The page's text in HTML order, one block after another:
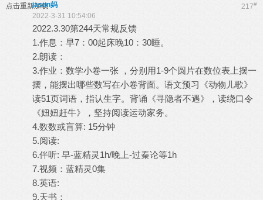
点击重新加载 217#
jason妈
2022-3-31 10:54:06
2022.3.30第244天常规反馈
1.作息：早7：00起床晚10：30睡。
2.朗读：
3.作业：数学小卷一张 ，分别用1-9个圆片在数位表上摆一
摆，能摆出哪些数写在小卷背面。语文预习《动物儿歌》
读51页词语，指认生字。背诵《寻隐者不遇》，读绕口令
《妞妞赶牛》，坚持阅读运动家务。
4.数数或盲算: 15分钟
5.阅读:
6.伴听: 早-蓝精灵1h/晚上-过秦论等1h
7.视频：蓝精灵0集
8.英语:
9.天书：